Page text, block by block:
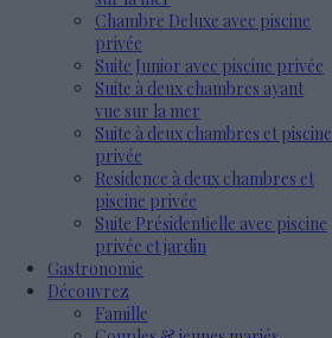
Chambre Deluxe avec piscine
privée
Suite Junior avec piscine privée
Suite à deux chambres ayant
vue sur la mer
Suite à deux chambres et piscine
privée
Residence à deux chambres et
piscine privée
Suite Présidentielle avec piscine
privée et jardin
Gastronomie
Découvrez
Famille